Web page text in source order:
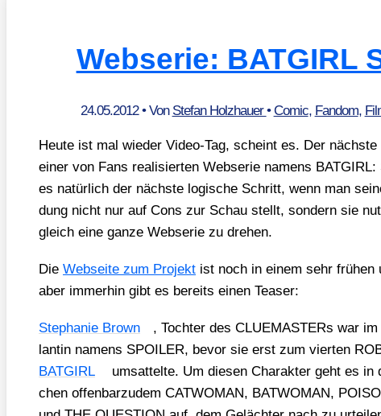
Webserie: BATGIRL
24.05.2012• Von Stefan Holzhauer•Comic, Fandom,
Heu­te ist mal wie­der Video-Tag, scheint es. Der
einer von Fans rea­li­sier­ten Webse­rie namens
es natür­lich der nächs­te logi­sche Schritt, wenn man
dung nicht nur auf Cons zur Schau stellt, son­dern sie
gleich eine gan­ze Webse­rie zu dre­hen.
Die Web­sei­te zum Pro­jekt ist noch in einem sehr frü­hen
aber immer­hin gibt es bereits einen Teaser:
Ste­pha­nie Brown
, Toch­ter des CLUE­MAS­TERs war
lan­tin namens SPOILER, bevor sie erst zum vier­ten
BATGIRL
umsat­tel­te. Um die­sen Cha­rak­ter geht es
chen offen­bar­zu­dem CATWOMAN, BATWOMAN,